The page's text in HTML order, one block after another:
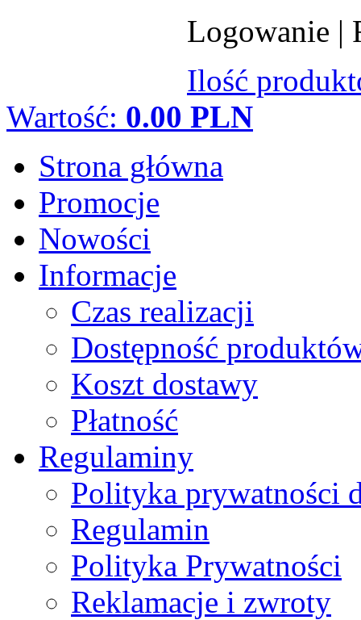
Logowanie |
Ilość
Wartość: 0.00 PLN
Strona główna
Promocje
Nowości
Informacje
Czas realizacji
Dostępność
Koszt dostawy
Płatność
Regulaminy
Polityka prywatności
Regulamin
Polityka Prywatności
Reklamacje i zwroty